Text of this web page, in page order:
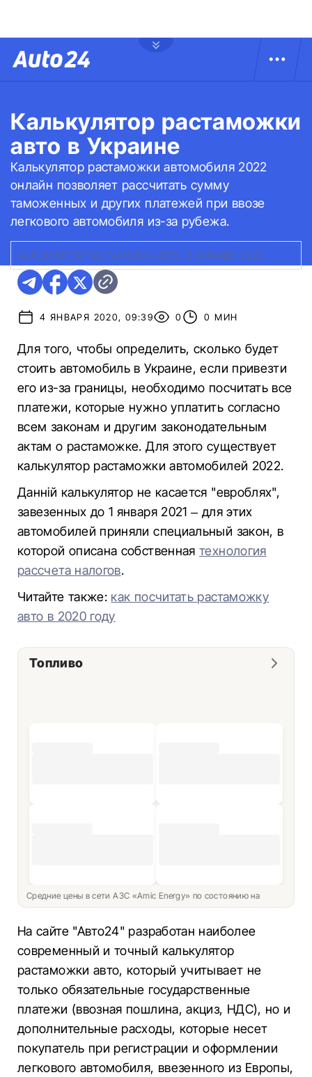
Калькулятор растаможки
авто в Украине
Калькулятор растаможки автомобиля 2022
онлайн позволяет рассчитать сумму
таможенных и других платежей при ввозе
легкового автомобиля из-за рубежа.
КАЛЬКУЛЯТОР РАСТАМОЖКИ АВТО В УКРАИНЕ 2022
4 ЯНВАРЯ 2020, 09:39 0 0 МИН
Для того, чтобы определить, сколько будет
стоить автомобиль в Украине, если привезти
его из-за границы, необходимо посчитать все
платежи, которые нужно уплатить согласно
всем законам и другим законодательным
актам о растаможке. Для этого существует
калькулятор растаможки автомобилей 2022.
Данній калькулятор не касается "евроблях",
завезенных до 1 января 2021 – для этих
автомобилей приняли специальный закон, в
которой описана собственнаятехнология
рассчета налогов.
Читайте также: как посчитать растаможку
авто в 2020 году
Топливо
Средние цены в сети АЗС «Amic Energy» по состоянию на
На сайте "Авто24" разработан наиболее
современный и точный калькулятор
растаможки авто, который учитывает не
только обязательные государственные
платежи (ввозная пошлина, акциз, НДС), но и
дополнительные расходы, которые несет
покупатель при регистрации и оформлении
легкового автомобиля, ввезенного из Европы,